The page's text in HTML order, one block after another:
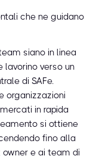
che ne guidano
siano in linea
lavorino verso un
di SAFe.
organizzazioni
in rapida
si ottiene
fino alla
e ai team di